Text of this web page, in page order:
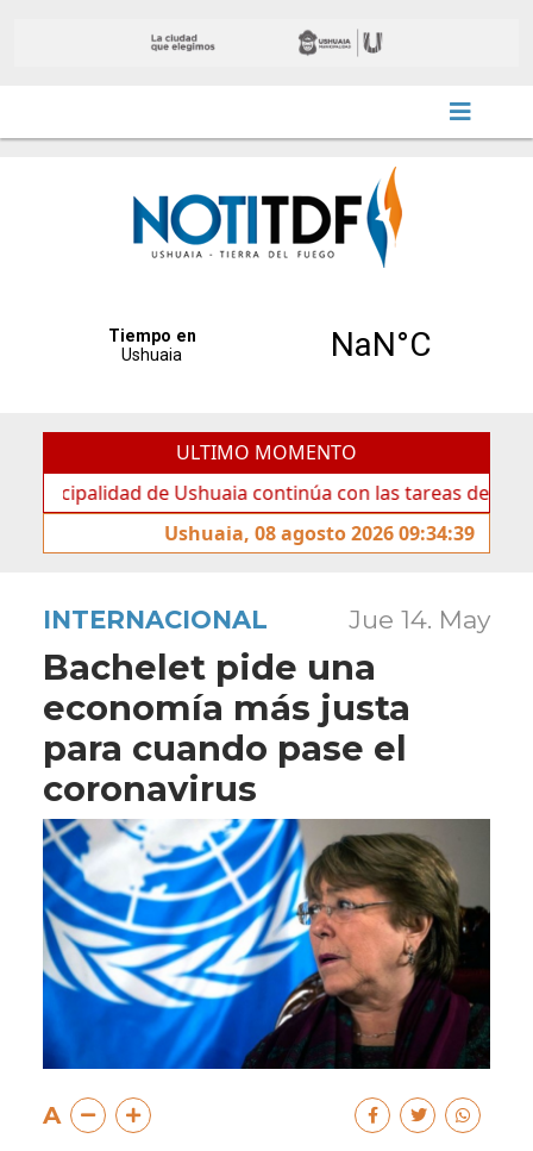
ULTIMO MOMENTO
de Ushuaia continúa con las tareas de
Ushuaia, 08 agosto 2026 09:34:39
INTERNACIONAL Jue 14. May
Bachelet pide una
economía más justa
para cuando pase el
coronavirus
A